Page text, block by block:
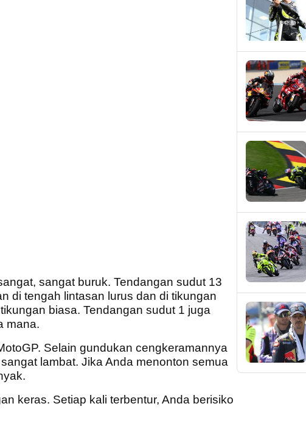
sangat buruk. Tendangan sudut 13
di tengah lintasan lurus dan di tikungan
biasa. Tendangan sudut 1 juga
mana.
Selain gundukan cengkeramannya
lambat. Jika Anda menonton semua
keras. Setiap kali terbentur, Anda berisiko